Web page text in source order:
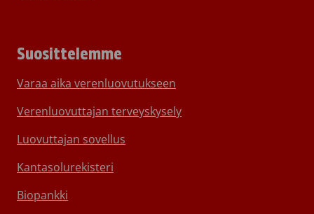
Suosittelemme
Varaa aika verenluovutukseen
Verenluovuttajan terveyskysely
Luovuttajan sovellus
Kantasolurekisteri
Biopankki